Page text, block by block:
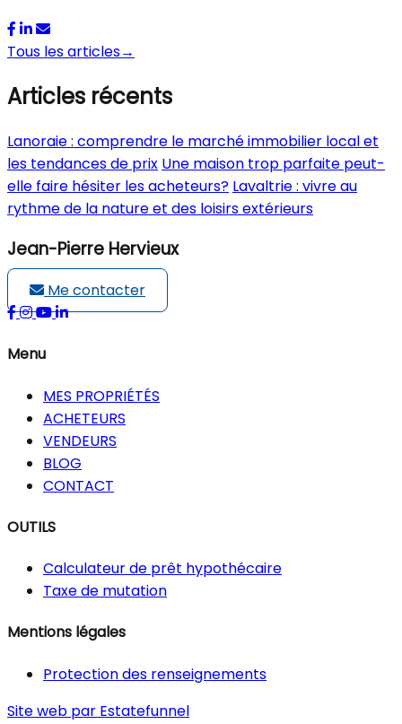
Tous les articles→
Articles récents
Lanoraie : comprendre le marché immobilier local et
les tendances de prix Une maison trop parfaite peut-
elle faire hésiter les acheteurs? Lavaltrie : vivre au
rythme de la nature et des loisirs extérieurs
Jean-Pierre Hervieux
Me contacter
Menu
MES PROPRIÉTÉS
ACHETEURS
VENDEURS
BLOG
CONTACT
OUTILS
Calculateur de prêt hypothécaire
Taxe de mutation
Mentions légales
Protection des renseignements
Site web par Estatefunnel